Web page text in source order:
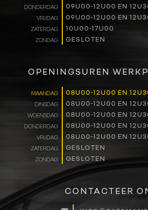
DONDERDAG 09U00-12U00 EN
VRIJDAG 09U00-12U00 EN
ZATERDAG 10U00-17U00
ZONDAG GESLOTEN
OPENINGSUREN
MAANDAG 08U00-12U00 EN
DINSDAG 08U00-12U00 EN
WOENSDAG 08U00-12U00 EN
DONDERDAG 08U00-12U00 EN
VRIJDAG 08U00-12U00 EN
ZATERDAG GESLOTEN
ZONDAG GESLOTEN
CONTACTEER